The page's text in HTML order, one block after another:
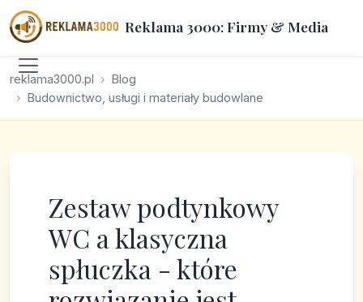
Reklama 3000: Firmy & Media
reklama3000.pl
Blog
Budownictwo, usługi i materiały budowlane
Zestaw podtynkowy
WC a klasyczna
spłuczka - które